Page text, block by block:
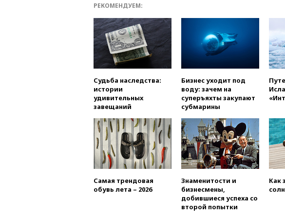
РЕКОМЕНДУЕМ:
Судьба наследства:
истории
удивительных
завещаний
Бизнес уходит под
воду: зачем на
суперъяхты закупают
субмарины
Самая трендовая
обувь лета – 2026
Знаменитости и
бизнесмены,
добившиеся успеха со
второй попытки
Как